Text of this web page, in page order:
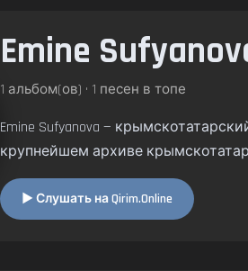
Emine
1 альбом(ов) • 1 песен в топе
Emine Sufyanova —
крупнейшем архиве
▶ Слушать на Qirim.Online